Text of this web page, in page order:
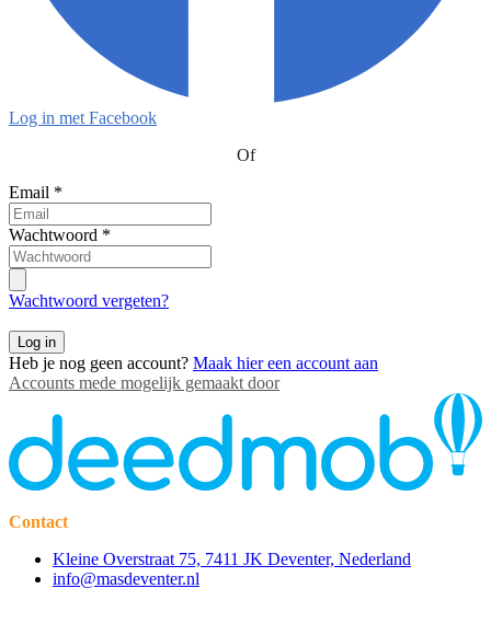
Log in met Facebook
Of
Email *
Wachtwoord *
Wachtwoord vergeten?
Log in
Heb je nog geen account? Maak hier een account aan
Accounts mede mogelijk gemaakt door
Contact
Kleine Overstraat 75, 7411 JK Deventer, Nederland
info@masdeventer.nl